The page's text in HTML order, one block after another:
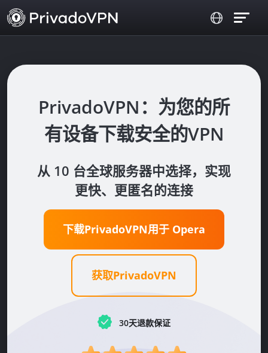
PrivadoVPN：为您的所
有设备下载安全的VPN
从 10 台全球服务器中选择，实现
更快、更匿名的连接
下载PrivadoVPN用于 Opera
获取PrivadoVPN
30天退款保证